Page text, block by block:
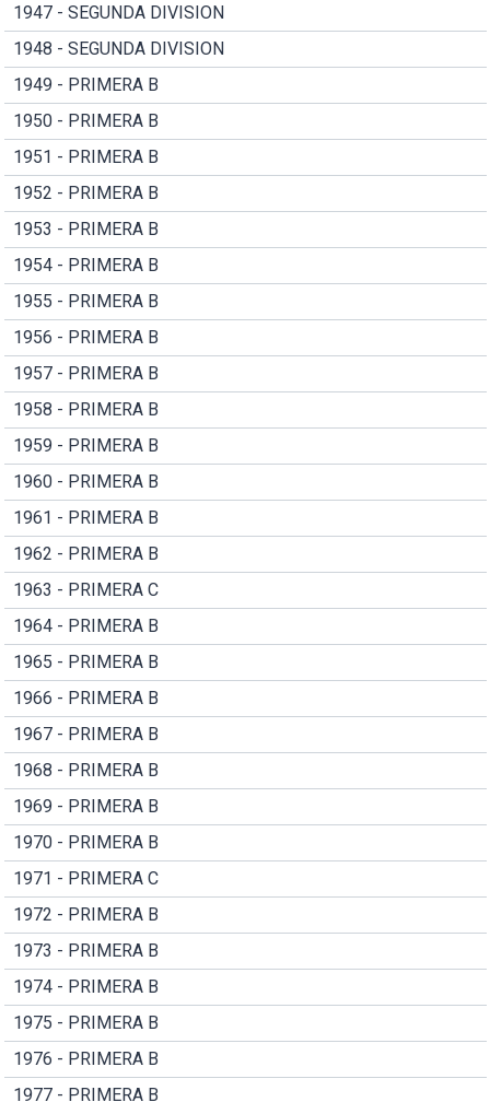
1947 - SEGUNDA DIVISION
1948 - SEGUNDA DIVISION
1949 - PRIMERA B
1950 - PRIMERA B
1951 - PRIMERA B
1952 - PRIMERA B
1953 - PRIMERA B
1954 - PRIMERA B
1955 - PRIMERA B
1956 - PRIMERA B
1957 - PRIMERA B
1958 - PRIMERA B
1959 - PRIMERA B
1960 - PRIMERA B
1961 - PRIMERA B
1962 - PRIMERA B
1963 - PRIMERA C
1964 - PRIMERA B
1965 - PRIMERA B
1966 - PRIMERA B
1967 - PRIMERA B
1968 - PRIMERA B
1969 - PRIMERA B
1970 - PRIMERA B
1971 - PRIMERA C
1972 - PRIMERA B
1973 - PRIMERA B
1974 - PRIMERA B
1975 - PRIMERA B
1976 - PRIMERA B
1977 - PRIMERA B